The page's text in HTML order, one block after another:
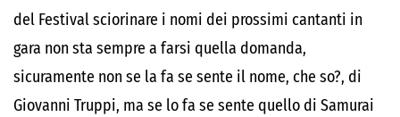
del Festival sciorinare i nomi dei prossimi cantanti in
gara non sta sempre a farsi quella domanda,
sicuramente non se la fa se sente il nome, che so?, di
Giovanni Truppi, ma se lo fa se sente quello di Samurai